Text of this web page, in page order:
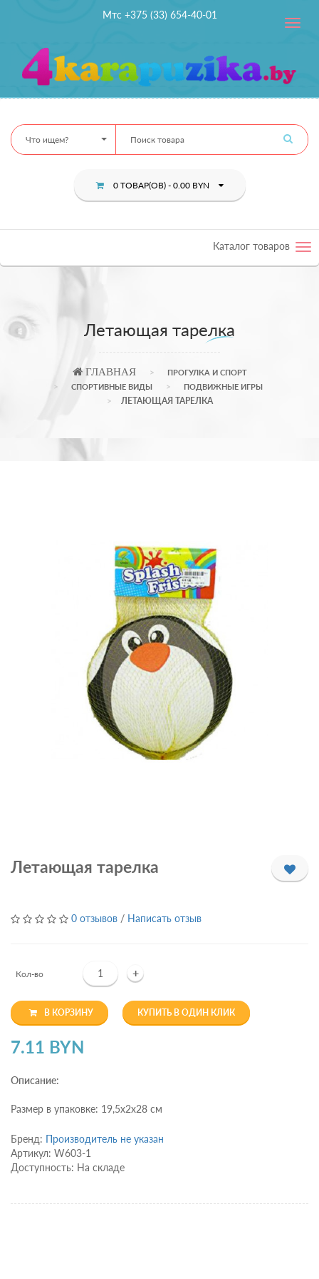
Мтс +375 (33) 654-40-01
Toggle
Что ищем?
0 ТОВАР(ОВ) - 0.00 BYN
Каталог товаров
Летающая тарелка
ГЛАВНАЯ
ПРОГУЛКА И СПОРТ
СПОРТИВНЫЕ ВИДЫ
ПОДВИЖНЫЕ ИГРЫ
ЛЕТАЮЩАЯ ТАРЕЛКА
Летающая тарелка
0 отзывов / Написать отзыв
Кол-во +
В КОРЗИНУ КУПИТЬ В ОДИН КЛИК
7.11 BYN
Описание:
Размер в упаковке: 19,5х2х28 см
Бренд: Производитель не указан
Артикул: W603-1
Доступность: На складе